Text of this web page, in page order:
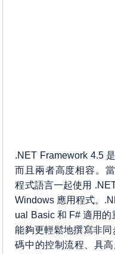
.NET Framework 4.5
而且兩者高度相容。
程式語言一起使用
Windows 應用程式。
ual Basic 和 F# 適用
能夠更輕鬆地撰寫非
碼中的控制流程、具